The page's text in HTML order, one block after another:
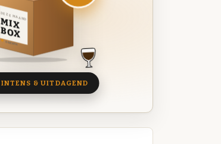
DEZE MAAND
MIX
BOX
8 BIEREN
INTENS & UITDAGEND